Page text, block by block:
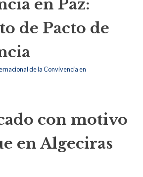
en Paz:
de Pacto de
de la Convivencia en
con motivo
en Algeciras